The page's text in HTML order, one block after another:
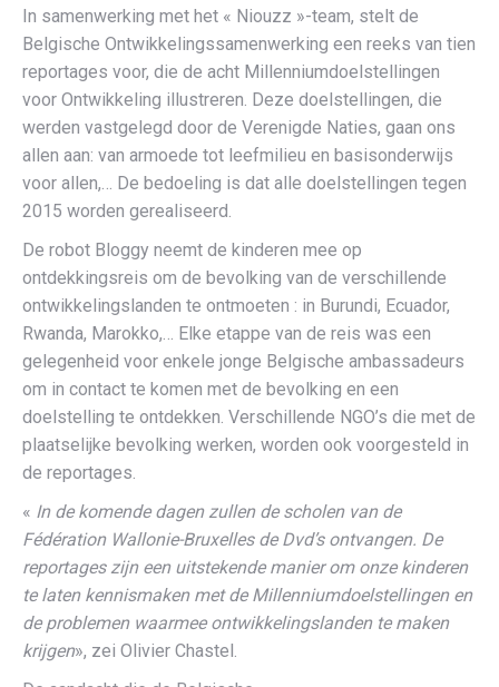
In samenwerking met het « Niouzz »-team, stelt de
Belgische Ontwikkelingssamenwerking een reeks van tien
reportages voor, die de acht Millenniumdoelstellingen
voor Ontwikkeling illustreren. Deze doelstellingen, die
werden vastgelegd door de Verenigde Naties, gaan ons
allen aan: van armoede tot leefmilieu en basisonderwijs
voor allen,… De bedoeling is dat alle doelstellingen tegen
2015 worden gerealiseerd.
De robot Bloggy neemt de kinderen mee op
ontdekkingsreis om de bevolking van de verschillende
ontwikkelingslanden te ontmoeten : in Burundi, Ecuador,
Rwanda, Marokko,… Elke etappe van de reis was een
gelegenheid voor enkele jonge Belgische ambassadeurs
om in contact te komen met de bevolking en een
doelstelling te ontdekken. Verschillende NGO’s die met de
plaatselijke bevolking werken, worden ook voorgesteld in
de reportages.
« In de komende dagen zullen de scholen van de
Fédération Wallonie-Bruxelles de Dvd’s ontvangen. De
reportages zijn een uitstekende manier om onze kinderen
te laten kennismaken met de Millenniumdoelstellingen en
de problemen waarmee ontwikkelingslanden te maken
krijgen», zei Olivier Chastel.